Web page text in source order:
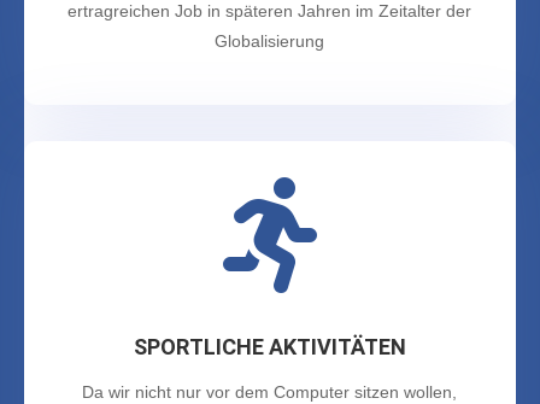
ertragreichen Job in späteren Jahren im Zeitalter der
Globalisierung

SPORTLICHE AKTIVITÄTEN
Da wir nicht nur vor dem Computer sitzen wollen,